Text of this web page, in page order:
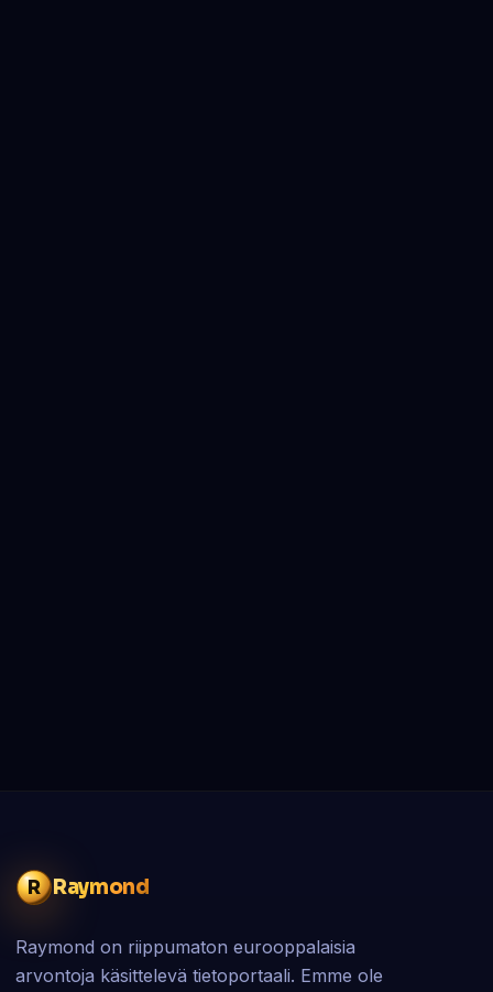
R Raymond
Raymond on riippumaton eurooppalaisia
arvontoja käsittelevä tietoportaali. Emme ole